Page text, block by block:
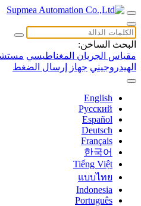
البحث الساخن:
مقياس الجريان المغناطيسي
الهيدروجيني جهاز إرسال الضغط
English
Русский
Español
Deutsch
Français
한국어
Tiếng Việt
แบบไทย
Indonesia
Português